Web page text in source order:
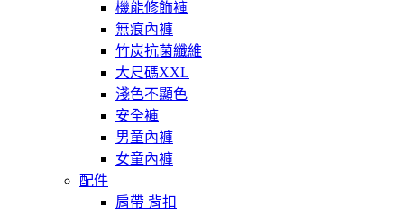
機能修飾褲
無痕內褲
竹炭抗菌纖維
大尺碼XXL
淺色不顯色
安全褲
男童內褲
女童內褲
配件
肩帶 背扣